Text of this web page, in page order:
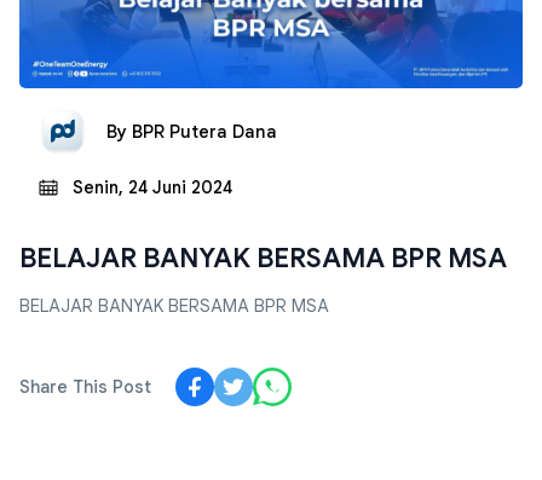
By BPR Putera Dana
Senin, 24 Juni 2024
BELAJAR BANYAK BERSAMA BPR MSA
BELAJAR BANYAK BERSAMA BPR MSA
Share This Post